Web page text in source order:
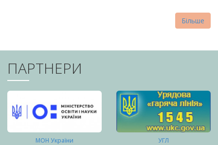
Більше
ПАРТНЕРИ
МОН України УГЛ